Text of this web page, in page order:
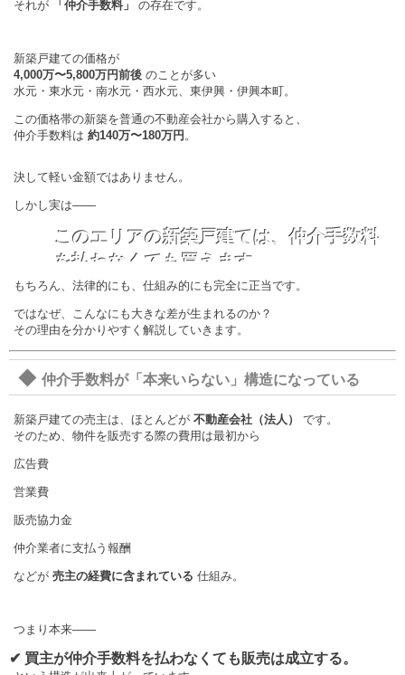
それが
「仲介手数料」 の存在です。
新築戸建ての価格が
4,000万〜5,800万円前後 のことが多い
水元・東水元・南水元・西水元、東伊興・伊興本町。
この価格帯の新築を普通の不動産会社から購入すると、
仲介手数料は 約140万〜180万円 。
決して軽い金額ではありません。
しかし実は――
このエリアの新築戸建ては、仲介手数料
を払わなくても買えます。
もちろん、法律的にも、仕組み的にも完全に正当です。
ではなぜ、こんなにも大きな差が生まれるのか？
その理由を分かりやすく解説していきます。
◆ 仲介手数料が「本来いらない」構造になっている
新築戸建ての売主は、ほとんどが 不動産会社（法人）
です。
そのため、物件を販売する際の費用は最初から
広告費
営業費
販売協力金
仲介業者に支払う報酬
などが 売主の経費に含まれている 仕組み。
つまり本来――
✔ 買主が仲介手数料を払わなくても販売は成立する。